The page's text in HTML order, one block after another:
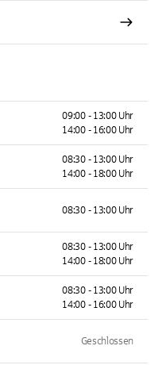
09:00 - 13:00 Uhr
14:00 - 16:00 Uhr
08:30 - 13:00 Uhr
14:00 - 18:00 Uhr
08:30 - 13:00 Uhr
08:30 - 13:00 Uhr
14:00 - 18:00 Uhr
08:30 - 13:00 Uhr
14:00 - 16:00 Uhr
Geschlossen